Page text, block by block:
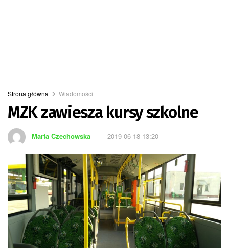
Strona główna Wiadomości
MZK zawiesza kursy szkolne
Marta Czechowska 2019-06-18 13:20